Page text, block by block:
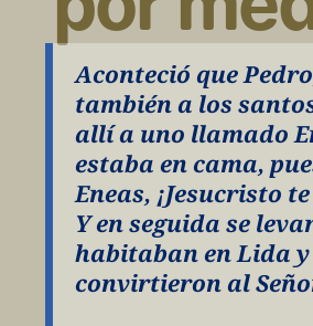
Aconteció que
también a los
allí a uno llamado
estaba en cama,
Eneas, ¡Jesucristo
Y en seguida se
habitaban en Lida y
convirtieron al